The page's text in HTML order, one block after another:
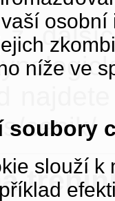
níže ve
soubory
slouží k
cenik/